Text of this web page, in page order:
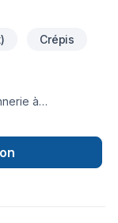
Crépis
à
et
Mur de pierres
de bloc de